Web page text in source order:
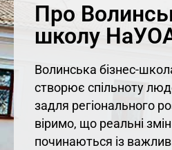
Про
школу
Волинська бізнес-
створює спільноту
задля регіонального
віримо, що реальні
починаються із